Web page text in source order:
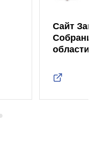
Сайт
Собрания
области